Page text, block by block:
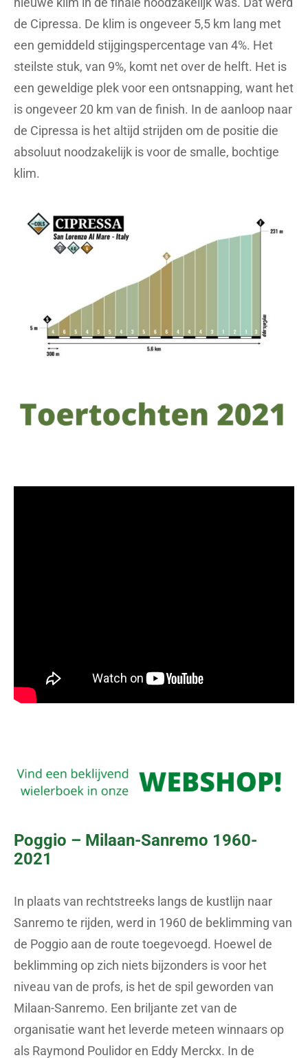
de Cipressa. De klim is ongeveer 5,5 km lang met
een gemiddeld stijgingspercentage van 4%. Het
steilste stuk, van 9%, komt net over de helft. Het is
een geweldige plek voor een ontsnapping, want het
is ongeveer 20 km van de finish. In de aanloop naar
de Cipressa is het altijd strijden om de positie die
absoluut noodzakelijk is voor de smalle, bochtige
klim.
Poggio – Milaan-Sanremo 1960-
2021
In plaats van rechtstreeks langs de kustlijn naar
Sanremo te rijden, werd in 1960 de beklimming van
de Poggio aan de route toegevoegd. Hoewel de
beklimming op zich niets bijzonders is voor het
niveau van de profs, is het de spil geworden van
Milaan-Sanremo. Een briljante zet van de
organisatie want het leverde meteen winnaars op
als Raymond Poulidor en Eddy Merckx. In de